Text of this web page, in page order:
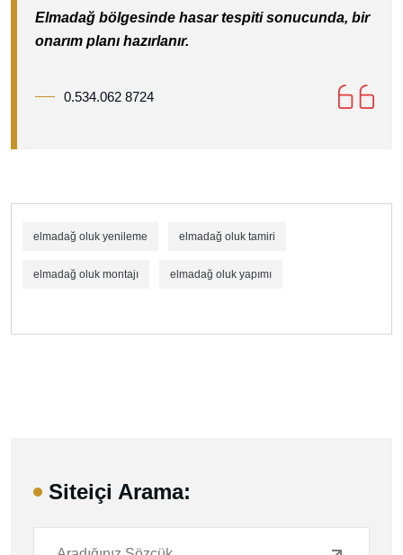
Elmadağ bölgesinde hasar tespiti sonucunda, bir
onarım planı hazırlanır.
0.534.062 8724
elmadağ oluk yenileme elmadağ oluk tamiri
elmadağ oluk montajı elmadağ oluk yapımı
Siteiçi Arama: